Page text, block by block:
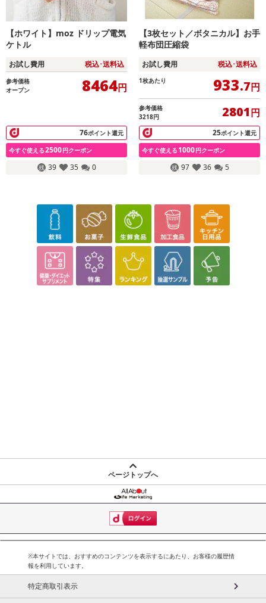
【ホワイト】moz ドリップ電気
ケトル
お試し費用 税込･送料込
参考価格
オープン
8464円
76ポイント還元
今すぐ使える2500円クーポン
39 35 0
【3枚セット／ボタニカル】お手
軽布団圧縮袋
お試し費用 税込･送料込
1枚あたり 933.7円
参考価格
3218円
2801円
25ポイント還元
今すぐ使える 1000円クーポン
97 36 5
ページトップへ
※本サイトでは、おすすめのコンテンツを表示するにあたり、お客様の履歴情
報を利用しています。
特定商取引表示